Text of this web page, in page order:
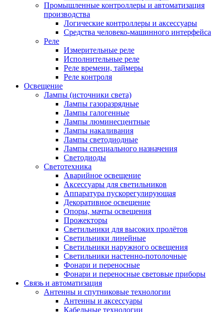
Промышленные контроллеры и автоматизация
производства
Логические контроллеры и аксессуары
Средства человеко-машинного интерфейса
Реле
Измерительные реле
Исполнительные реле
Реле времени, таймеры
Реле контроля
Освещение
Лампы (источники света)
Лампы газоразрядные
Лампы галогенные
Лампы люминесцентные
Лампы накаливания
Лампы светодиодные
Лампы специального назначения
Светодиоды
Светотехника
Аварийное освещение
Аксессуары для светильников
Аппаратура пускорегулирующая
Декоративное освещение
Опоры, мачты освещения
Прожекторы
Светильники для высоких пролётов
Светильники линейные
Светильники наружного освещения
Светильники настенно-потолочные
Фонари и переносные
Фонари и переносные световые приборы
Связь и автоматизация
Антенны и спутниковые технологии
Антенны и аксессуары
Кабельные технологии